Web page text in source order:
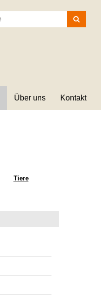
Kurse
suchen
Über uns Kontakt
Tiere